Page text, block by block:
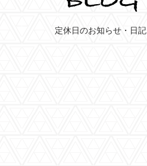
定休日のお知らせ・日記